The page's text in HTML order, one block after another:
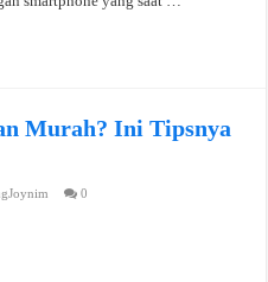
Murah? Ini Tipsnya
0